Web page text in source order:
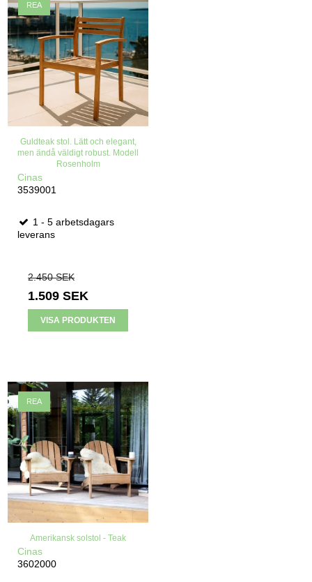
REA
Guldteak stol. Lätt och elegant,
men ändå väldigt robust. Modell
Rosenholm
Cinas
3539001
1 - 5 arbetsdagars
leverans
2.450 SEK
1.509 SEK
VISA PRODUKTEN
REA
Amerikansk solstol - Teak
Cinas
3602000